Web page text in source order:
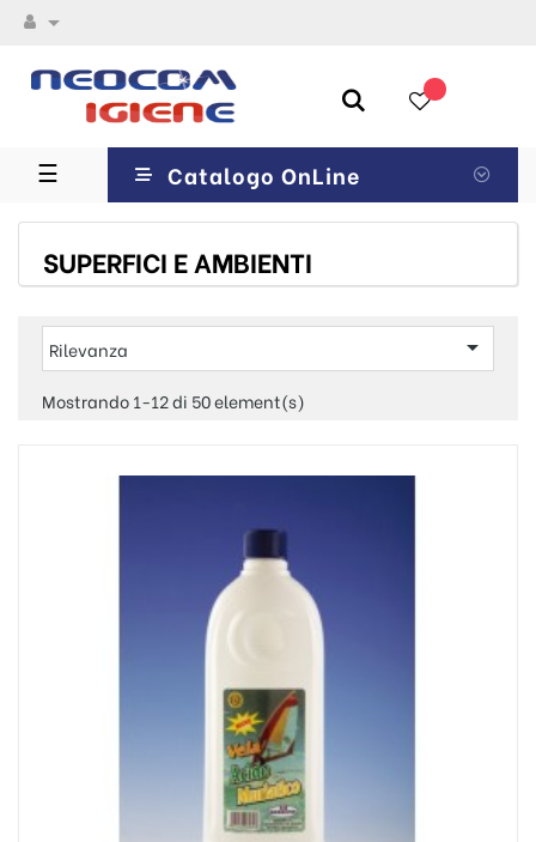

navigazione
Toggle
☰ Catalogo OnLine
SUPERFICI E AMBIENTI
Rilevanza 
Mostrando 1-12 di 50 element(s)